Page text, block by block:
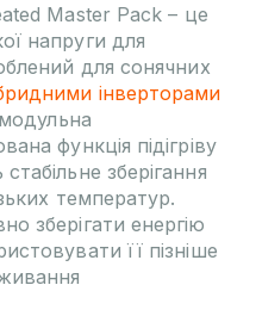
Master Pack – це
напруги для
для сонячних
інверторами
функція підігріву
зберігання
температур.
зберігати енергію
її пізніше